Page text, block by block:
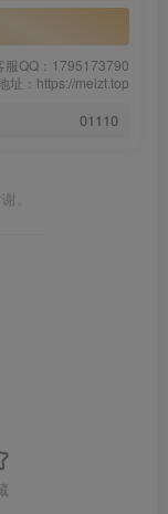
服QQ：1795173790
址：https://meizt.top
01110
。